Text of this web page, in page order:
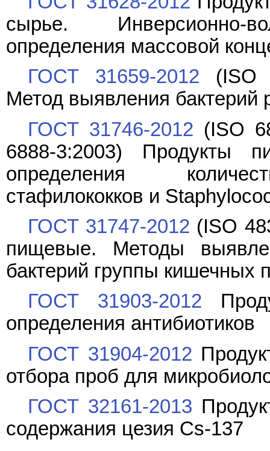
сырье. Инверсионно-
определения массовой
ГОСТ 31659-2012 (ISO
Метод выявления бактерий
ГОСТ 31746-2012 (ISO
6888-3:2003) Продукты
определения
стафилококков и
ГОСТ 31747-2012 (ISO
пищевые. Методы
бактерий группы кишечных
ГОСТ 31903-2012
определения антибиотиков
ГОСТ 31904-2012
отбора проб для
ГОСТ 32161-2013
содержания цезия Cs-137